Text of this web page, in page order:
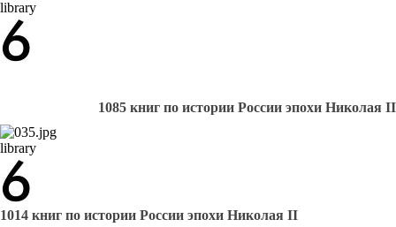
library
1085 книг по истории России эпохи Николая II
library
1014 книг по истории России эпохи Николая II